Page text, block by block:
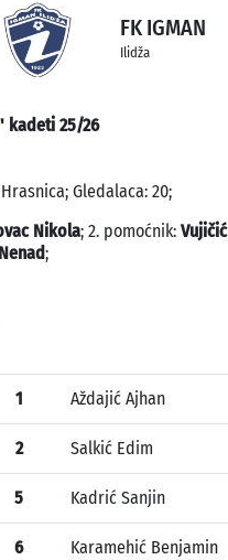
FK IGMAN
Ilidža
kadeti 25/26
Gledalaca: 20;
Nikola; 2. pomoćnik: Vujičić
;
1 Aždajić Ajhan
2 Salkić Edim
5 Kadrić Sanjin
6 Karamehić Benjamin